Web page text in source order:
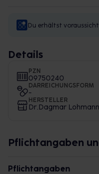
Du erhältst
Details
PZN
09750240
DARREICHUNGSFORM
-
HERSTELLER
Dr.Dagmar
Pflichtangaben
Pflichtangaben